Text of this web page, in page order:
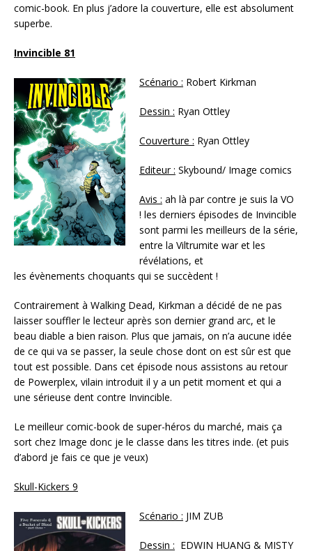
comic-book. En plus j’adore la couverture, elle est absolument
superbe.
Invincible 81
Scénario : Robert Kirkman
Dessin : Ryan Ottley
Couverture : Ryan Ottley
Editeur : Skybound/ Image comics
Avis : ah là par contre je suis la VO
! les derniers épisodes de Invincible
sont parmi les meilleurs de la série,
entre la Viltrumite war et les
révélations, et
les évènements choquants qui se succèdent !
Contrairement à Walking Dead, Kirkman a décidé de ne pas
laisser souffler le lecteur après son dernier grand arc, et le
beau diable a bien raison. Plus que jamais, on n’a aucune idée
de ce qui va se passer, la seule chose dont on est sûr est que
tout est possible. Dans cet épisode nous assistons au retour
de Powerplex, vilain introduit il y a un petit moment et qui a
une sérieuse dent contre Invincible.
Le meilleur comic-book de super-héros du marché, mais ça
sort chez Image donc je le classe dans les titres inde. (et puis
d’abord je fais ce que je veux)
Skull-Kickers 9
Scénario : JIM ZUB
Dessin : EDWIN HUANG & MISTY